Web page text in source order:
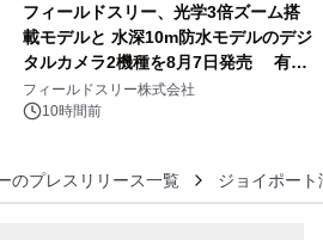
フィールドスリー、光学3倍ズーム搭
載モデルと 水深10m防水モデルのデジ
タルカメラ2機種を8月7日発売 有効
約1300万画素、用途別に選べるコンデ
ジ新登場
フィールドスリー株式会社
10時間前
のプレスリリース一覧 ジョイポー